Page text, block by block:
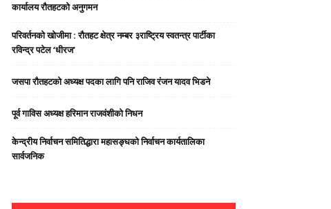
कार्यालय रौतहटको अनुगमन
परिवर्तनको खोजीमा : रौतहट क्षेत्र नम्बर ३राष्ट्रिय स्वतन्त्र पार्टीका
रविन्द्र पटेल ‘धीरज’
जसपा राैतहटको अध्यक्ष पदका लागि पनि राजिव रंजन यादव भिडने
पूर्व गाविस अध्यक्ष हरिमान राजवंशीको निधन
केन्द्रीय निर्वाचन समितिद्धारा महासङ्घको निर्वाचन कार्यतालिका
सार्वजनिक